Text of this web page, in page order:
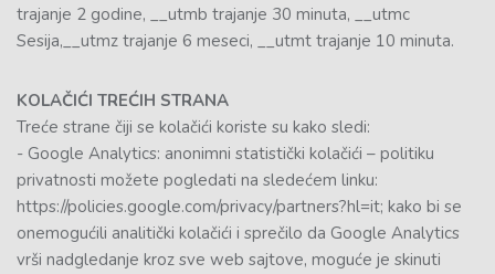
trajanje 2 godine, __utmb trajanje 30 minuta, __utmc
Sesija,__utmz trajanje 6 meseci, __utmt trajanje 10 minuta.
KOLAČIĆI TREĆIH STRANA
Treće strane čiji se kolačići koriste su kako sledi:
- Google Analytics: anonimni statistički kolačići – politiku
privatnosti možete pogledati na sledećem linku:
https://policies.google.com/privacy/partners?hl=it; kako bi se
onemogućili analitički kolačići i sprečilo da Google Analytics
vrši nadgledanje kroz sve web sajtove, moguće je skinuti